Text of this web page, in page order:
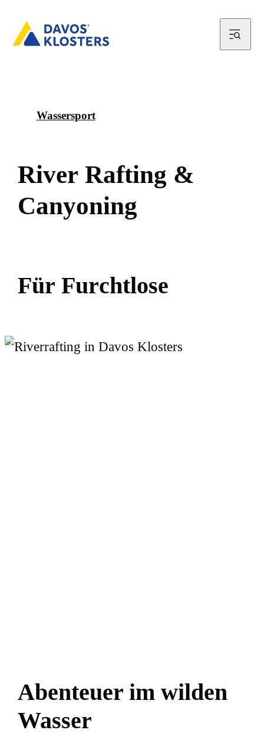
Wassersport
River Rafting &
Canyoning
Für Furchtlose
Abenteuer im wilden
Wasser